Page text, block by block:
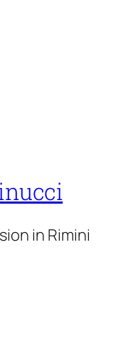
in Rimini